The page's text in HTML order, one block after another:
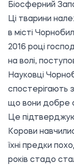
Біосферний
Ці тварини
в місті
2016 році
на волі,
Науковці
спостерігають
що вони добре
Це
Корови
їхні предки
років стадо